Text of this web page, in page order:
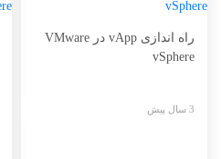
راه اندازی vApp در VMware
vSphere